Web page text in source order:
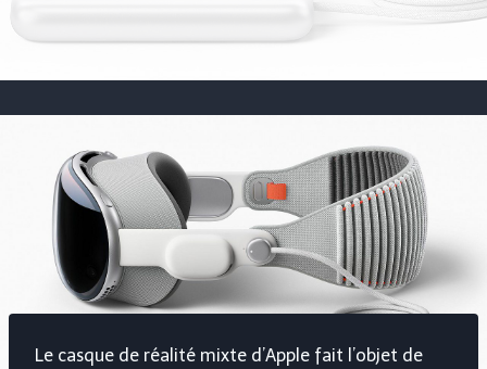
Le casque de réalité mixte d’Apple fait l’objet de